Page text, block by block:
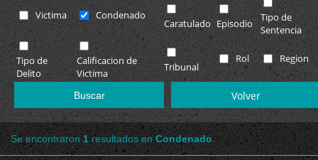
Victima Condenado
Caratulado Episodio
Tipo de
Sentencia
Tipo de
Delito
Calificacion de
Victima
Tribunal
Rol Region
Volver
Se encontraron 1resultados enCondenado